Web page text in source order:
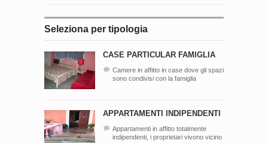
Seleziona per tipologia
CASE PARTICULAR FAMIGLIA
Camere in affitto in case dove gli spazi
sono condivisi con la famiglia
APPARTAMENTI INDIPENDENTI
Appartamenti in affitto totalmente
indipendenti, i proprietari vivono vicino